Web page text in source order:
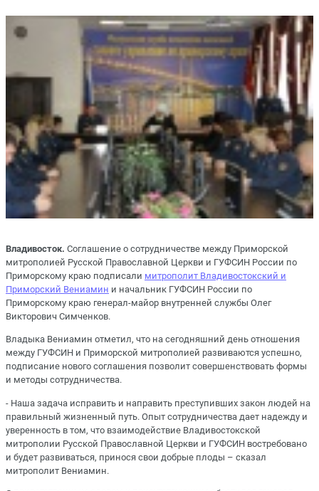
Владивосток. Соглашение о сотрудничестве между Приморской
митрополией Русской Православной Церкви и ГУФСИН России по
Приморскому краю подписали митрополит Владивостокский и
Приморский Вениамин и начальник ГУФСИН России по
Приморскому краю генерал-майор внутренней службы Олег
Викторович Симченков.
Владыка Вениамин отметил, что на сегодняшний день отношения
между ГУФСИН и Приморской митрополией развиваются успешно,
подписание нового соглашения позволит совершенствовать формы
и методы сотрудничества.
- Наша задача исправить и направить преступивших закон людей на
правильный жизненный путь. Опыт сотрудничества дает надежду и
уверенность в том, что взаимодействие Владивостокской
митрополии Русской Православной Церкви и ГУФСИН востребовано
и будет развиваться, принося свои добрые плоды – сказал
митрополит Вениамин.